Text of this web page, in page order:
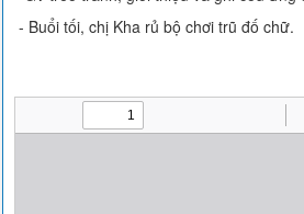
- Buổi tối, chị Kha rủ bộ chơi trũ đố chữ.